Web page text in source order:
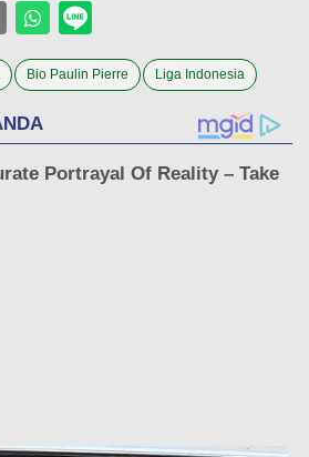
Bio Paulin Pierre Liga Indonesia